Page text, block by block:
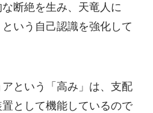
断絶を生み、天竜人に
という自己認識を強化して
という「高み」は、支配
として機能しているので